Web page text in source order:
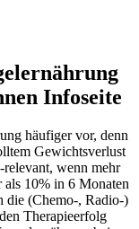
Infoseite
häufiger vor, denn
Gewichtsverlust
wenn mehr
als 10% in 6 Monaten
die (Chemo-, Radio-)
Therapieerfolg